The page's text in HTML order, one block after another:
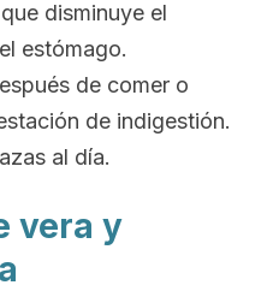
disminuye el
estómago.
de comer o
de indigestión.
al día.
vera y